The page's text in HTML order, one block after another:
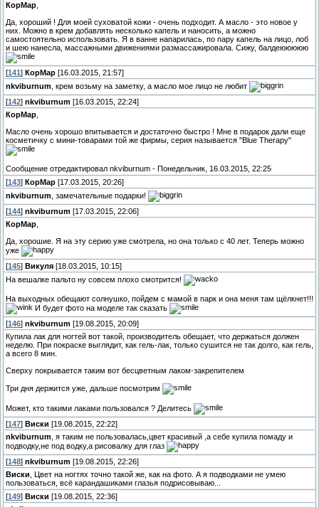
КорМар
Да, хороший ! Для моей суховатой кожи - очень подходит. А масло - это новое у
них. Можно в крем добавлять несколько капель и наносить, а можно
самостоятельно использовать. Я в ванне напарилась, по пару капель на лицо, лоб
и шею нанесла, массажными движениями размассажировала. Сижу, балдеююююю
[141 ] КорМар [16.03.2015, 21:57]
nkviburnum , крем возьму на заметку, а масло мое лицо не любит
[142] nkviburnum [16.03.2015, 22:24]
КорМар
Масло очень хорошо впитывается и достаточно быстро ! Мне в подарок дали еще
косметичку с мини-товарами той же фирмы, серия называется "Blue Therapy"
Сообщение отредактировал nkviburnum - Понедельник, 16.03.2015, 22:25
[143] КорМар [17.03.2015, 20:26]
nkviburnum , замечательные подарки!
[144] nkviburnum [17.03.2015, 22:06]
КорМар
Да, хорошие. Я на эту серию уже смотрела, но она только с 40 лет. Теперь можно
уже
[145] Викуля [18.03.2015, 10:15]
На вешалке пальто ну совсем плохо смотрится!
На выходных обещают солнушко, пойдем с мамой в парк и она меня там щёлкнет!!!
И будет фото на моделе так сказать
[146] nkviburnum [19.08.2015, 20:09]
Купила лак для ногтей вот такой, производитель обещает, что держаться должен
неделю. При покраске выглядит, как гель-лак, только сушится не так долго, как гель,
а всего 8 мин.
Сверху покрывается таким вот бесцветным лаком-закрепителем
Три дня держится уже, дальше посмотрим
Может, кто такими лаками пользовался ? Делитесь
[147] Виски [19.08.2015, 22:22]
nkviburnum , я таким не пользовалась,цвет красивый ,а себе купила помаду и
подводку,не под водку,а рисовалку для глаз
[148] nkviburnum [19.08.2015, 22:26]
Виски , Цвет на ногтях точно такой же, как на фото. А я подводками не умею
пользоваться, всё карандашиками глазья подрисовываю...
[149] Виски [19.08.2015, 22:36]